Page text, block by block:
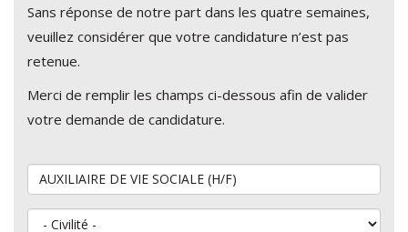
Sans réponse de notre part dans les quatre semaines,
veuillez considérer que votre candidature n’est pas
retenue.
Merci de remplir les champs ci-dessous afin de valider
votre demande de candidature.
Vous souhaitez postuler au poste de
Civilité